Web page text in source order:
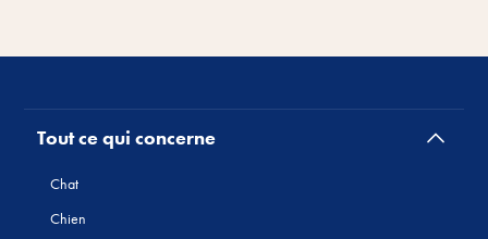
Tout ce qui concerne
Chat
Chien